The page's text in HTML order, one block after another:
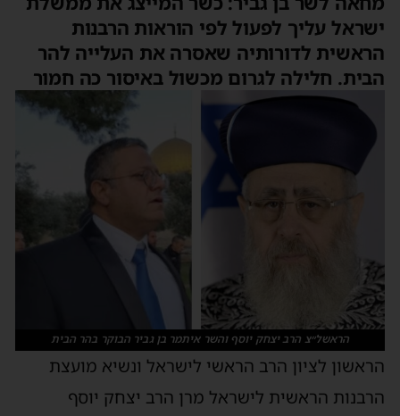
ישראל עליך לפעול לפי הוראות הרבנות
הראשית לדורותיה שאסרה את העלייה להר
הבית. חלילה לגרום מכשול באיסור כה חמור
הראשל״צ הרב יצחק יוסף והשר איתמר בן גביר הבוקר בהר הבית
הראשון לציון הרב הראשי לישראל ונשיא מועצת
הרבנות הראשית לישראל מרן הרב יצחק יוסף